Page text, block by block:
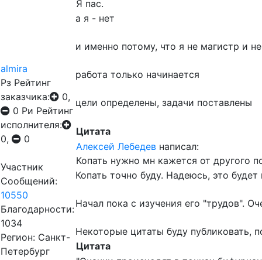
almira
Рз Рейтинг
заказчика:
0,
0 Ри Рейтинг
исполнителя:
0,
0
Участник
Сообщений:
10550
Благодарности:
1034
Регион: Санкт-
Петербург
Я пас.
а я - нет
и именно потому, что я не магистр и
работа только начинается
цели определены, задачи поставлены
Цитата
Алексей Лебедев написал:
Копать нужно мн кажется от другого
Копать точно буду. Надеюсь, это будет
Начал пока с изучения его "трудов".
Некоторые цитаты буду публиковать,
Цитата